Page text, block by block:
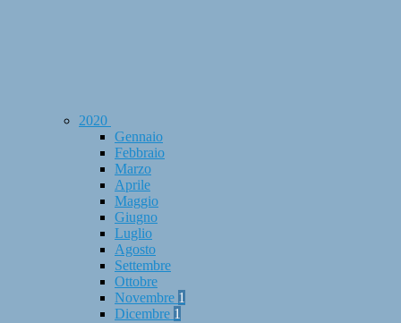
2020
Gennaio
Febbraio
Marzo
Aprile
Maggio
Giugno
Luglio
Agosto
Settembre
Ottobre
Novembre 1
Dicembre 1